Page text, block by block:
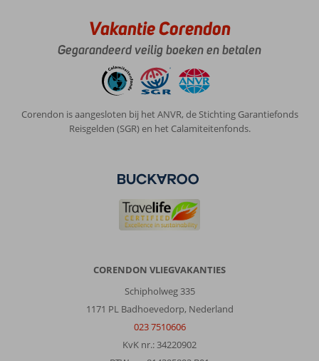
Vakantie Corendon
Gegarandeerd veilig boeken en betalen
Corendon is aangesloten bij het ANVR, de Stichting Garantiefonds
Reisgelden (SGR) en het Calamiteitenfonds.
CORENDON VLIEGVAKANTIES
Schipholweg 335
1171 PL Badhoevedorp, Nederland
023 7510606
KvK nr.: 34220902